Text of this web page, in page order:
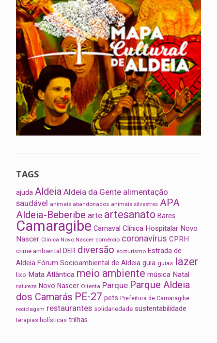
TAGS
ajuda Aldeia Aldeia da Gente alimentação
saudável animais abandonados animais silvestres APA
Aldeia-Beberibe arte artesanato Bares
Camaragibe Carnaval Clínica Hospitalar Novo
Nascer Clínica Novo Nascer comércio coronavírus CPRH
crime ambiental DER diversão ecoturismo Estrada de
Aldeia Fórum Socioambiental de Aldeia guia guias lazer
lixo Mata Atlântica meio ambiente música Natal
natureza Novo Nascer Oitenta Parque Parque Aldeia
dos Camarás PE-27 pets Prefeitura de Camaragibe
reciclagem restaurantes solidariedade sustentabilidade
terapias holísticas trilhas